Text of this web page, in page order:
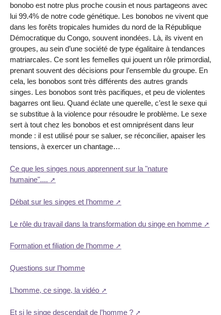
bonobo est notre plus proche cousin et nous partageons avec
lui 99.4% de notre code génétique. Les bonobos ne vivent que
dans les forêts tropicales humides du nord de la République
Démocratique du Congo, souvent inondées. Là, ils vivent en
groupes, au sein d’une société de type égalitaire à tendances
matriarcales. Ce sont les femelles qui jouent un rôle primordial,
prenant souvent des décisions pour l’ensemble du groupe. En
cela, les bonobos sont très différents des autres grands
singes. Les bonobos sont très pacifiques, et peu de violentes
bagarres ont lieu. Quand éclate une querelle, c’est le sexe qui
se substitue à la violence pour résoudre le problème. Le sexe
sert à tout chez les bonobos et est omniprésent dans leur
monde : il est utilisé pour se saluer, se réconcilier, apaiser les
tensions, à exercer un chantage…
Ce que les singes nous apprennent sur la "nature
humaine"....
Débat sur les singes et l’homme
Le rôle du travail dans la transformation du singe en homme
Formation et filiation de l’homme
Questions sur l’homme
L’homme, ce singe, la vidéo
Et si le singe descendait de l’homme ?